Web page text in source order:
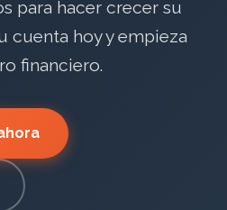
para hacer crecer su
cuenta hoy y empieza
financiero.